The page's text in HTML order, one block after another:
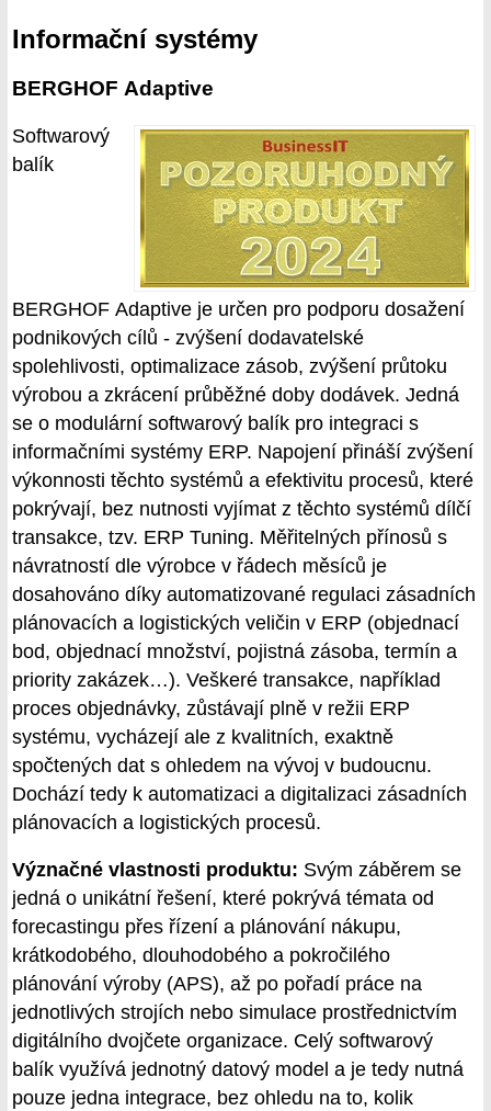
Informační systémy
BERGHOF Adaptive
Softwarový
balík
BERGHOF Adaptive je určen pro podporu dosažení
podnikových cílů - zvýšení dodavatelské
spolehlivosti, optimalizace zásob, zvýšení průtoku
výrobou a zkrácení průběžné doby dodávek. Jedná
se o modulární softwarový balík pro integraci s
informačními systémy ERP. Napojení přináší zvýšení
výkonnosti těchto systémů a efektivitu procesů, které
pokrývají, bez nutnosti vyjímat z těchto systémů dílčí
transakce, tzv. ERP Tuning. Měřitelných přínosů s
návratností dle výrobce v řádech měsíců je
dosahováno díky automatizované regulaci zásadních
plánovacích a logistických veličin v ERP (objednací
bod, objednací množství, pojistná zásoba, termín a
priority zakázek…). Veškeré transakce, například
proces objednávky, zůstávají plně v režii ERP
systému, vycházejí ale z kvalitních, exaktně
spočtených dat s ohledem na vývoj v budoucnu.
Dochází tedy k automatizaci a digitalizaci zásadních
plánovacích a logistických procesů.
Význačné vlastnosti produktu: Svým záběrem se
jedná o unikátní řešení, které pokrývá témata od
forecastingu přes řízení a plánování nákupu,
krátkodobého, dlouhodobého a pokročilého
plánování výroby (APS), až po pořadí práce na
jednotlivých strojích nebo simulace prostřednictvím
digitálního dvojčete organizace. Celý softwarový
balík využívá jednotný datový model a je tedy nutná
pouze jedna integrace, bez ohledu na to, kolik